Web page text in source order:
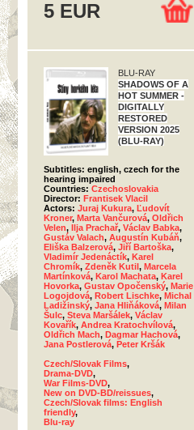
5 EUR
BLU-RAY
SHADOWS OF A
HOT SUMMER -
DIGITALLY
RESTORED
VERSION 2025
(BLU-RAY)
Subtitles: english, czech for the
hearing impaired
Countries: Czechoslovakia
Director: Frantisek Vlacil
Actors: Juraj Kukura, Ľudovít
Kroner, Marta Vančurová, Oldřich
Velen, Ilja Prachař, Václav Babka,
Gustáv Valach, Augustín Kubáň,
Eliška Balzerová, Jiří Bartoška,
Vladimír Jedenáctík, Karel
Chromík, Zdeněk Kutil, Marcela
Martínková, Karol Machata, Karel
Hovorka, Gustav Opočenský, Marie
Logojdová, Robert Lischke, Michal
Ladižinský, Jana Hliňáková, Milan
Šulc, Steva Maršálek, Václav
Kovařík, Andrea Kratochvílová,
Oldřich Mach, Dagmar Hachová,
Jana Postlerová, Peter Kršák
Czech/Slovak Films,
Drama-DVD,
War Films-DVD,
New on DVD-BD/reissues,
Czech/Slovak films: English
friendly,
Blu-ray